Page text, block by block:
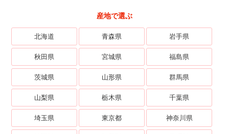
産地で選ぶ
北海道 青森県 岩手県
秋田県 宮城県 福島県
茨城県 山形県 群馬県
山梨県 栃木県 千葉県
埼玉県 東京都 神奈川県